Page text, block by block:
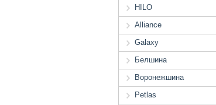
HILO
Alliance
Galaxy
Белшина
Воронежшина
Petlas